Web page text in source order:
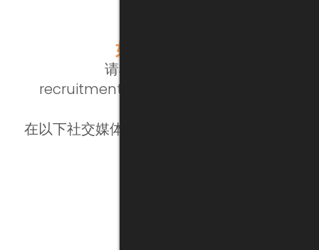
如何申请？
请将简历发送至
recruitment@bassettichina.com
在以下社交媒体上关注我们，了解最新职位